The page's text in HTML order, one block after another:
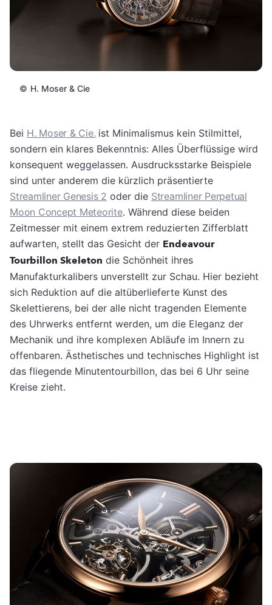
© H. Moser & Cie
Bei H. Moser & Cie. ist Minimalismus kein Stilmittel,
sondern ein klares Bekenntnis: Alles Überflüssige wird
konsequent weggelassen. Ausdrucksstarke Beispiele
sind unter anderem die kürzlich präsentierte
Streamliner Genesis 2 oder die Streamliner Perpetual
Moon Concept Meteorite. Während diese beiden
Zeitmesser mit einem extrem reduzierten Zifferblatt
aufwarten, stellt das Gesicht der Endeavour
Tourbillon Skeleton die Schönheit ihres
Manufakturkalibers unverstellt zur Schau. Hier bezieht
sich Reduktion auf die altüberlieferte Kunst des
Skelettierens, bei der alle nicht tragenden Elemente
des Uhrwerks entfernt werden, um die Eleganz der
Mechanik und ihre komplexen Abläufe im Innern zu
offenbaren. Ästhetisches und technisches Highlight ist
das fliegende Minutentourbillon, das bei 6 Uhr seine
Kreise zieht.